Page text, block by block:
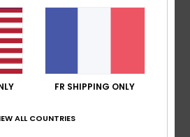
sur le corps, un fil de nylon
recyclés et récupérés
les océans
en polyester et élasthanne
fit
FR SHIPPING ONLY
ALL COUNTRIES